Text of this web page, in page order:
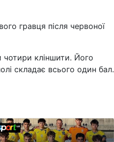
гравця після червоної
чотири кліншити. Його
складає всього один бал.